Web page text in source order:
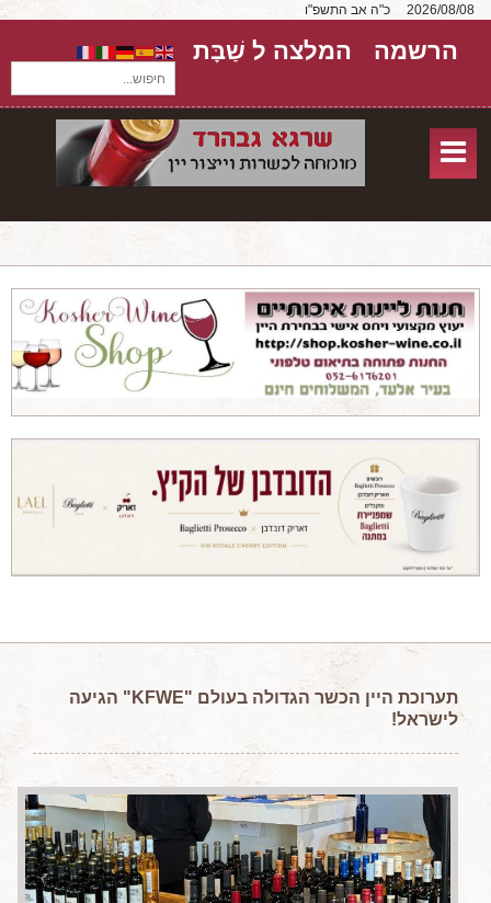
כ"ה אב התשפ"ו
חיפוש...
הרשמה המלצה ל שַׁבָּת
אודות
שירותים
יקבים
מאמרים
טורים על יקבים
מאמרים מקצועיים
מאמרים הלכתיים
המלצות יין לְ שַׁבָּת
חדשות ועדכונים
צור קשר
תערוכת
היין הכשר הגדולה בעולם "KFWE" הגיעה
לישראל!